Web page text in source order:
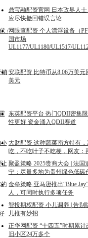
鼎宝融配资官网 日本政界人
应尽快撤回错误言论
/网眼查配资 个人漂浮设备（
国市场
UL1177/UL1180/UL1517/
销安联配资 比特币从8.06万美元
美元
东英配资平台 热门QDII密集
性更好 资金涌入QDII赛道
大财配资 这种蔬菜南方特有
吃，不吃叶子不吃梗，网友：
聚盈策略 2025贵商大会 | 法国
宁：尽量多地为贵州绿色低碳
金垒策略 亚马逊推出“Blue
人，可同时执行多项任务
智投期权配资 小儿调养 | 告别
儿推有妙招
正华网配资 “十四五”时期累
旧小区24万多个